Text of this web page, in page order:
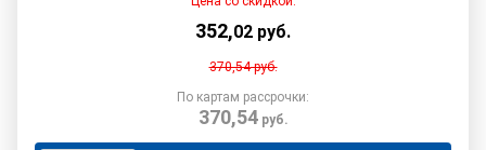
352,02 руб.
370,54руб.
По картам рассрочки:
370,54руб.